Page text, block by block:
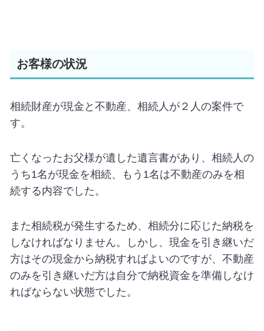
お客様の状況
相続財産が現金と不動産、相続人が２人の案件で
す。
亡くなったお父様が遺した遺言書があり、相続人の
うち1名が現金を相続、もう1名は不動産のみを相
続する内容でした。
また相続税が発生するため、相続分に応じた納税を
しなければなりません。しかし、現金を引き継いだ
方はその現金から納税すればよいのですが、不動産
のみを引き継いだ方は自分で納税資金を準備しなけ
ればならない状態でした。